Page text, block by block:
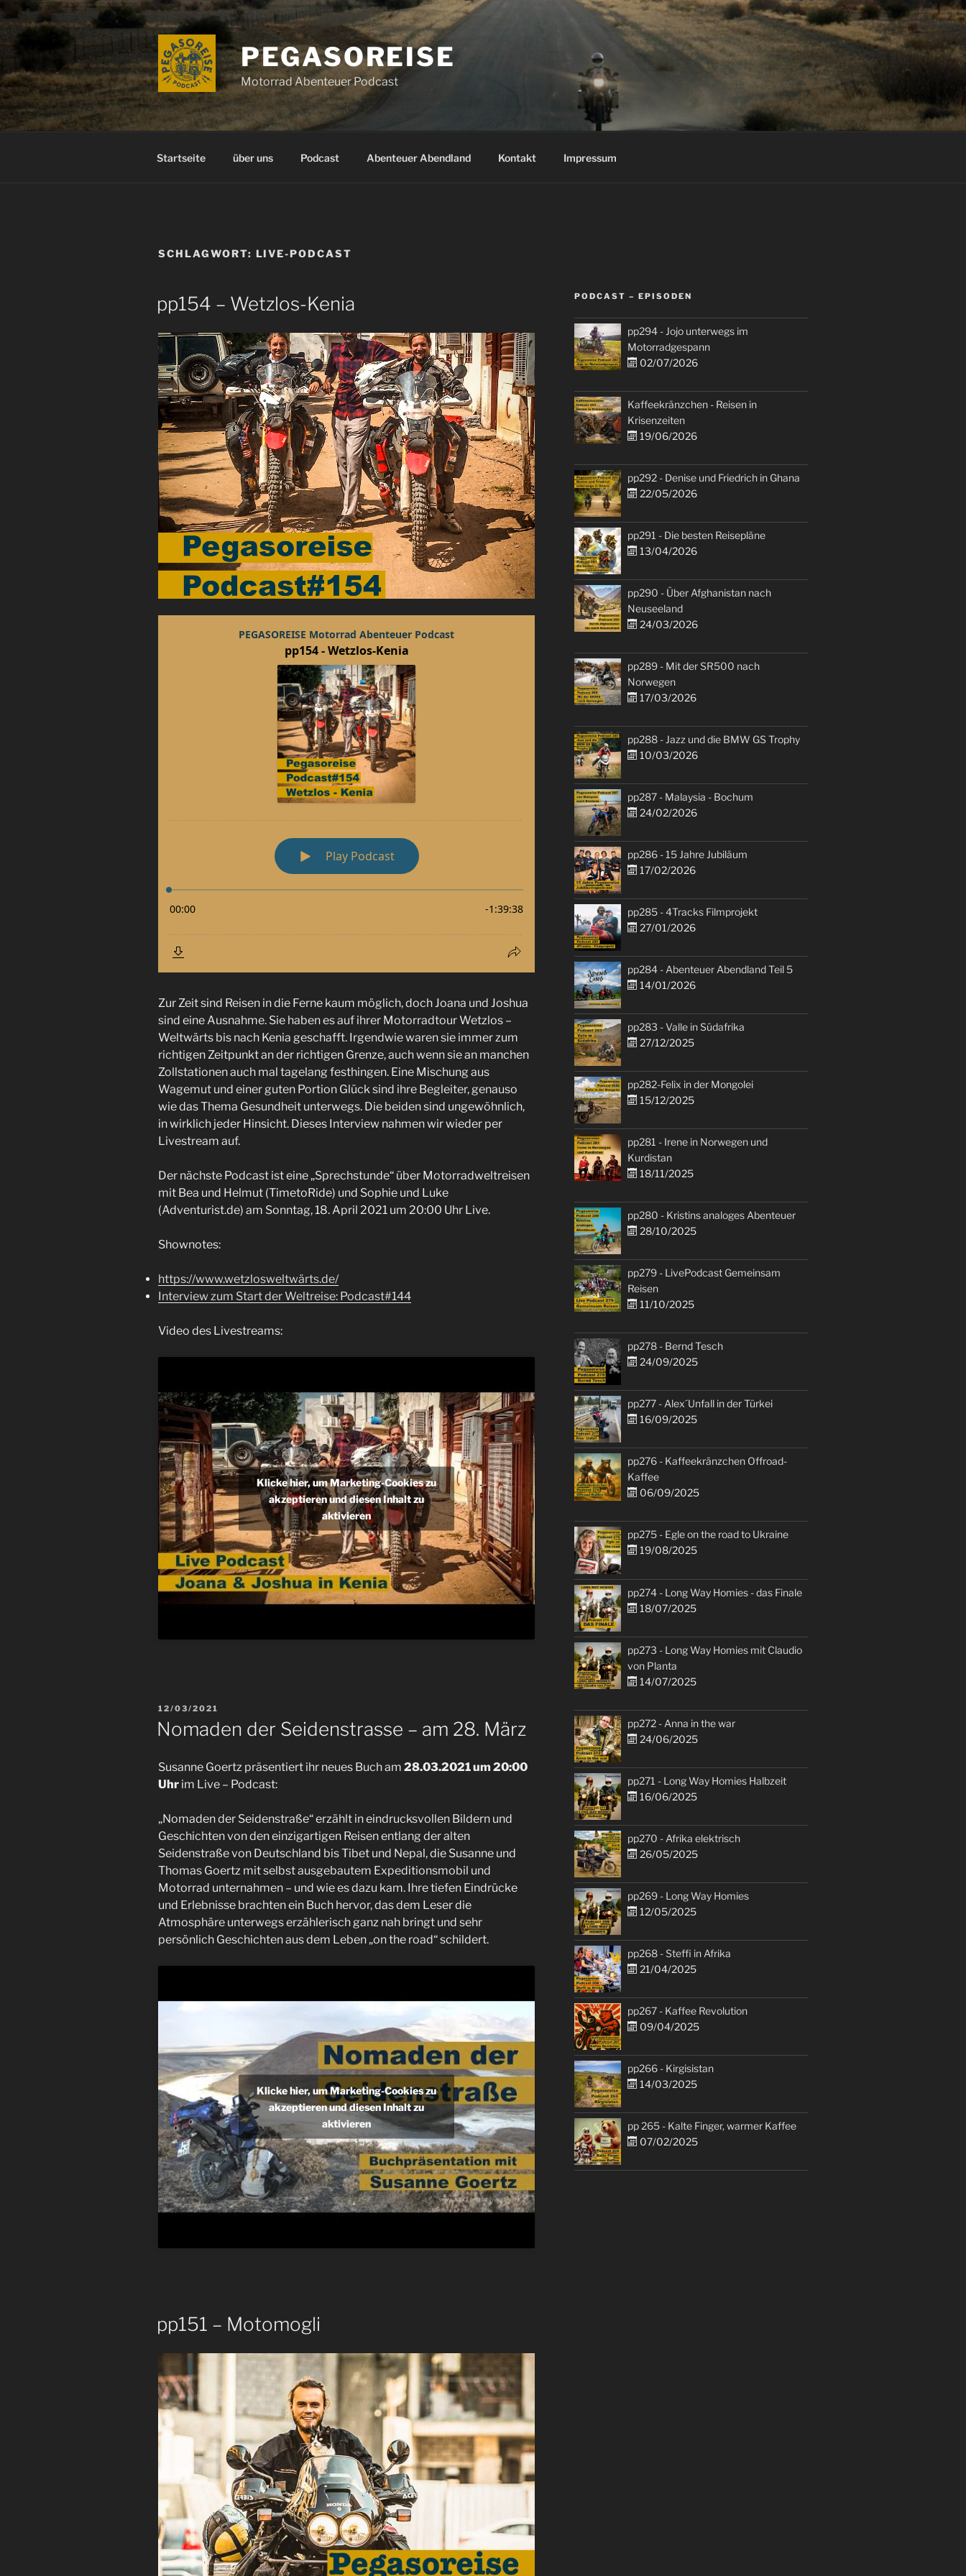
Zum
Inhalt
springen
PEGASOREISE
Motorrad Abenteuer Podcast
Startseite über uns Podcast Abenteuer Abendland Kontakt Impressum
SCHLAGWORT: LIVE-PODCAST
pp154 – Wetzlos-Kenia
Zur Zeit sind Reisen in die Ferne kaum möglich, doch Joana und Joshua
sind eine Ausnahme. Sie haben es auf ihrer Motorradtour Wetzlos –
Weltwärts bis nach Kenia geschafft. Irgendwie waren sie immer zum
richtigen Zeitpunkt an der richtigen Grenze, auch wenn sie an manchen
Zollstationen auch mal tagelang festhingen. Eine Mischung aus
Wagemut und einer guten Portion Glück sind ihre Begleiter, genauso
wie das Thema Gesundheit unterwegs. Die beiden sind ungewöhnlich,
in wirklich jeder Hinsicht. Dieses Interview nahmen wir wieder per
Livestream auf.
Der nächste Podcast ist eine „Sprechstunde“ über Motorradweltreisen
mit Bea und Helmut (TimetoRide) und Sophie und Luke
(Adventurist.de) am Sonntag, 18. April 2021 um 20:00 Uhr Live.
Shownotes:
https://www.wetzlosweltwärts.de/
Interview zum Start der Weltreise: Podcast#144
Video des Livestreams:
Klicke hier, um Marketing-Cookies zu
akzeptieren und diesen Inhalt zu
aktivieren
VERÖFFENTLICHT
AM
12/03/2021
Nomaden der Seidenstrasse – am 28. März
Susanne Goertz präsentiert ihr neues Buch am 28.03.2021 um 20:00
Uhr im Live – Podcast:
„Nomaden der Seidenstraße“ erzählt in eindrucksvollen Bildern und
Geschichten von den einzigartigen Reisen entlang der alten
Seidenstraße von Deutschland bis Tibet und Nepal, die Susanne und
Thomas Goertz mit selbst ausgebautem Expeditionsmobil und
Motorrad unternahmen – und wie es dazu kam. Ihre tiefen Eindrücke
und Erlebnisse brachten ein Buch hervor, das dem Leser die
Atmosphäre unterwegs erzählerisch ganz nah bringt und sehr
persönlich Geschichten aus dem Leben „on the road“ schildert.
Klicke hier, um Marketing-Cookies zu
akzeptieren und diesen Inhalt zu
aktivieren
pp151 – Motomogli
PODCAST – EPISODEN
pp294 - Jojo unterwegs im
Motorradgespann
02/07/2026
Kaffeekränzchen - Reisen in
Krisenzeiten
19/06/2026
pp292 - Denise und Friedrich in Ghana
22/05/2026
pp291 - Die besten Reisepläne
13/04/2026
pp290 - Über Afghanistan nach
Neuseeland
24/03/2026
pp289 - Mit der SR500 nach
Norwegen
17/03/2026
pp288 - Jazz und die BMW GS Trophy
10/03/2026
pp287 - Malaysia - Bochum
24/02/2026
pp286 - 15 Jahre Jubiläum
17/02/2026
pp285 - 4Tracks Filmprojekt
27/01/2026
pp284 - Abenteuer Abendland Teil 5
14/01/2026
pp283 - Valle in Südafrika
27/12/2025
pp282-Felix in der Mongolei
15/12/2025
pp281 - Irene in Norwegen und
Kurdistan
18/11/2025
pp280 - Kristins analoges Abenteuer
28/10/2025
pp279 - LivePodcast Gemeinsam
Reisen
11/10/2025
pp278 - Bernd Tesch
24/09/2025
pp277 - Alex´Unfall in der Türkei
16/09/2025
pp276 - Kaffeekränzchen Offroad-
Kaffee
06/09/2025
pp275 - Egle on the road to Ukraine
19/08/2025
pp274 - Long Way Homies - das Finale
18/07/2025
pp273 - Long Way Homies mit Claudio
von Planta
14/07/2025
pp272 - Anna in the war
24/06/2025
pp271 - Long Way Homies Halbzeit
16/06/2025
pp270 - Afrika elektrisch
26/05/2025
pp269 - Long Way Homies
12/05/2025
pp268 - Steffi in Afrika
21/04/2025
pp267 - Kaffee Revolution
09/04/2025
pp266 - Kirgisistan
14/03/2025
pp 265 - Kalte Finger, warmer Kaffee
07/02/2025